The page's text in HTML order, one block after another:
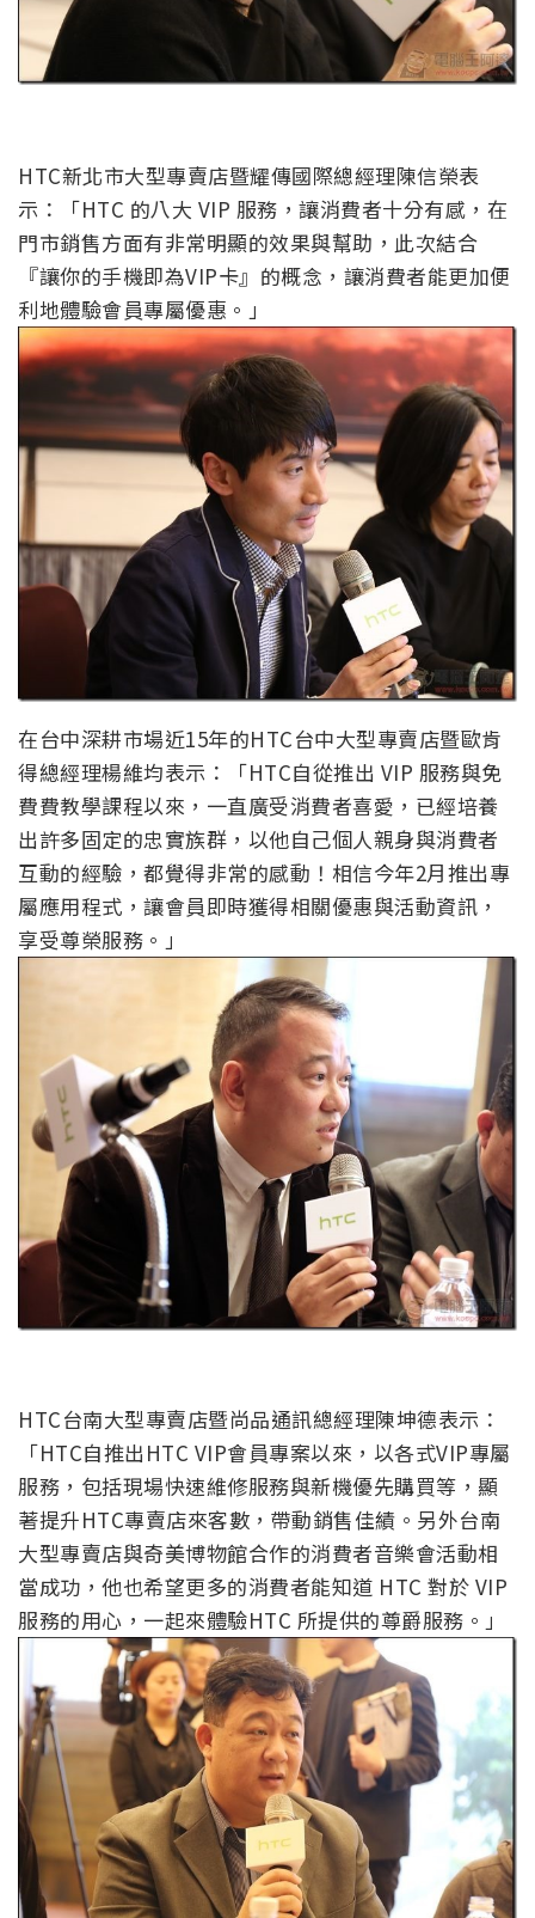
HTC新北市大型專賣店暨耀傳國際總經理陳信榮表
示：「HTC 的八大 VIP 服務，讓消費者十分有感，在
門市銷售方面有非常明顯的效果與幫助，此次結合
『讓你的手機即為VIP卡』的概念，讓消費者能更加便
利地體驗會員專屬優惠。」
在台中深耕市場近15年的HTC台中大型專賣店暨歐肯
得總經理楊維均表示：「HTC自從推出 VIP 服務與免
費費教學課程以來，一直廣受消費者喜愛，已經培養
出許多固定的忠實族群，以他自己個人親身與消費者
互動的經驗，都覺得非常的感動！相信今年2月推出專
屬應用程式，讓會員即時獲得相關優惠與活動資訊，
享受尊榮服務。」
HTC台南大型專賣店暨尚品通訊總經理陳坤德表示：
「HTC自推出HTC VIP會員專案以來，以各式VIP專屬
服務，包括現場快速維修服務與新機優先購買等，顯
著提升HTC專賣店來客數，帶動銷售佳績。另外台南
大型專賣店與奇美博物館合作的消費者音樂會活動相
當成功，他也希望更多的消費者能知道 HTC 對於 VIP
服務的用心，一起來體驗HTC 所提供的尊爵服務。」